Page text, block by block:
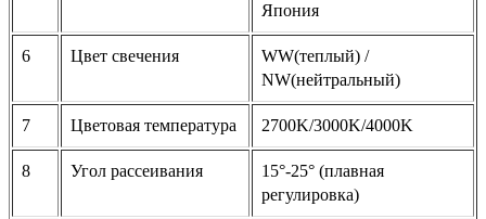
Япония
6 Цвет свечения
WW(теплый) /
NW(нейтральный)
7 Цветовая температура 2700K/3000K/4000K
8 Угол рассеивания
15°-25° (плавная
регулировка)